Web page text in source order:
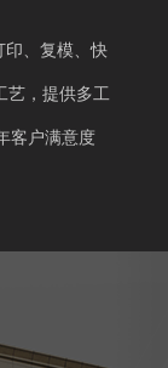
、复模、快
艺，提供多工
客户满意度